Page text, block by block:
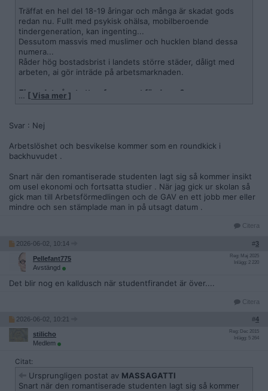
Träffat en hel del 18-19 åringar och många är skadat gods
redan nu. Fullt med psykisk ohälsa, mobilberoende
tindergeneration, kan ingenting...
Dessutom massvis med muslimer och hucklen bland dessa
numera...
Råder hög bostadsbrist i landets större städer, dåligt med
arbeten, ai gör inträde på arbetsmarknaden.
Finns det något att se fram emot för dessa?
… [ Visa mer ]
Svar : Nej
Arbetslöshet och besvikelse kommer som en roundkick i
backhuvudet .
Snart när den romantiserade studenten lagt sig så kommer insikt
om usel ekonomi och fortsatta studier . När jag gick ur skolan så
gick man till Arbetsförmedlingen och de GAV en ett jobb mer eller
mindre och sen stämplade man in på utsagt datum .
Citera
2026-06-02, 10:14 #3
Pellefant775
Avstängd
Reg: Maj 2025
Inlägg: 2 220
Det blir nog en kalldusch när studentfirandet är över....
Citera
2026-06-02, 10:21 #4
stilicho
Medlem
Reg: Dec 2015
Inlägg: 5 264
Citat:
Ursprungligen postat av MASSAGATTI
Snart när den romantiserade studenten lagt sig så kommer